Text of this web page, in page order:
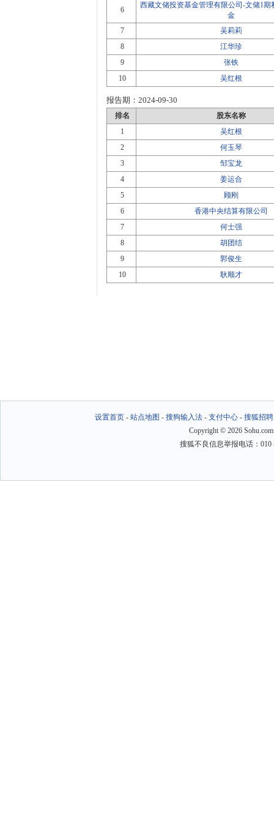
6
西藏文储投资基金管理有限公司-文储1期
金
7
吴莉莉
8
江华珍
9
张铁
10
吴红根
报告期： 2024-09-30
排名
股东名称
1
吴红根
2
何玉琴
3
邹宝龙
4
姜运合
5
顾刚
6
香港中央结算有限公司
7
何士强
8
胡团结
9
郭俊生
10
耿顺才
设置首页- 站点地图 - 搜狗输入法- 支付中心- 搜狐招聘
Copyright © 2026
搜狐不良信息举报电话：010